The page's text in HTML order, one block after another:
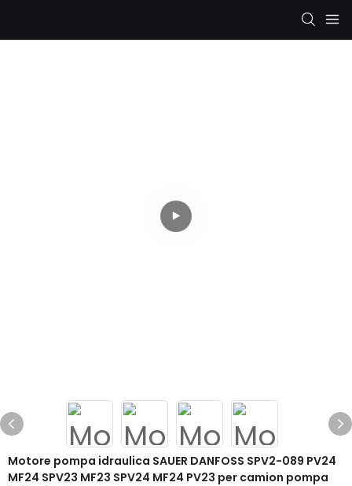
Motore pompa idraulica SAUER DANFOSS SPV2-089 PV24
MF24 SPV23 MF23 SPV24 MF24 PV23 per camion pompa